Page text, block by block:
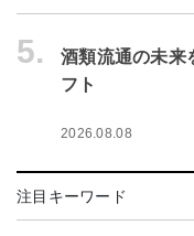
5.
酒類流通の未来
フト
2026.08.08
注目キーワード